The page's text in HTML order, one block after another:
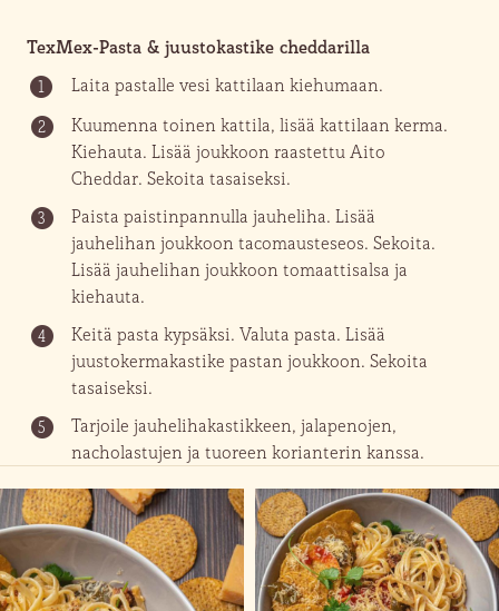
TexMex-Pasta & juustokastike cheddarilla
1 Laita pastalle vesi kattilaan kiehumaan.
2
Kuumenna toinen kattila, lisää kattilaan kerma.
Kiehauta. Lisää joukkoon raastettu Aito
Cheddar. Sekoita tasaiseksi.
3
Paista paistinpannulla jauheliha. Lisää
jauhelihan joukkoon tacomausteseos. Sekoita.
Lisää jauhelihan joukkoon tomaattisalsa ja
kiehauta.
4
Keitä pasta kypsäksi. Valuta pasta. Lisää
juustokermakastike pastan joukkoon. Sekoita
tasaiseksi.
5
Tarjoile jauhelihakastikkeen, jalapenojen,
nacholastujen ja tuoreen korianterin kanssa.